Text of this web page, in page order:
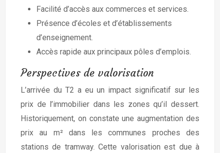
Facilité d’accès aux commerces et services.
Présence d’écoles et d’établissements
d’enseignement.
Accès rapide aux principaux pôles d’emplois.
Perspectives de valorisation
L’arrivée du T2 a eu un impact significatif sur les
prix de l’immobilier dans les zones qu’il dessert.
Historiquement, on constate une augmentation des
prix au m² dans les communes proches des
stations de tramway. Cette valorisation est due à